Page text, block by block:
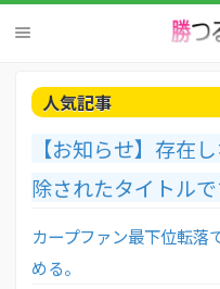
人気記事
【お知らせ】存在
除されたタイトルで
カープファン最下位転落
める。